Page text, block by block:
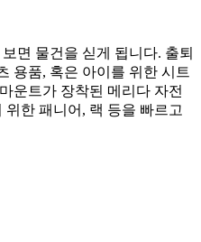
면 물건을 싣게 됩니다. 출퇴
용품, 혹은 아이를 위한 시트
운트가 장착된 메리다 자전
한 패니어, 랙 등을 빠르고